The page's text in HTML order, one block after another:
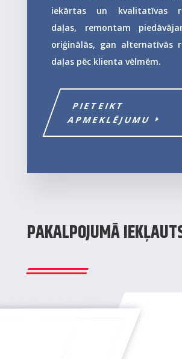
iekārtas un kvalitatīvas
daļas, remontam
oriģinālās, gan alternatīvās
daļas pēc klienta vēlmēm.
PIETEIKT
APMEKLĒJUMU
PAKALPOJUMĀ